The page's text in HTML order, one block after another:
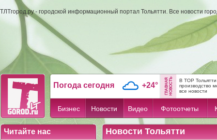
ТЛТгород.ру - городской информационный портал Тольятти. Все новости
Погода сегодня +24°
В ТОР Тольятти
производство
все новости
Бизнес Новости Видео Фотоотчеты
Читайте нас Новости Тольятти